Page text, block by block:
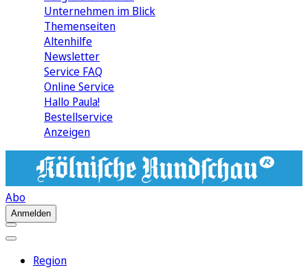
Unternehmen im Blick
Themenseiten
Altenhilfe
Newsletter
Service FAQ
Online Service
Hallo Paula!
Bestellservice
Anzeigen
Abo
Anmelden
Region